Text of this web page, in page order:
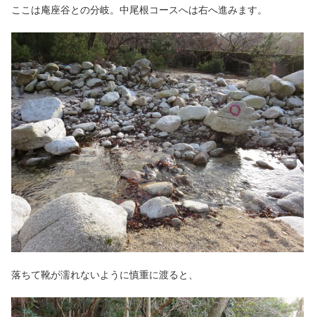
ここは庵座谷との分岐。中尾根コースへは右へ進みます。
落ちて靴が濡れないように慎重に渡ると、